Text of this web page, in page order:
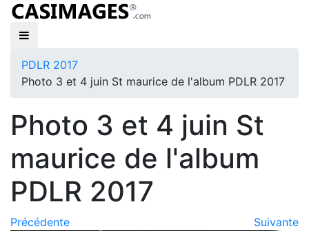
PDLR 2017
Photo 3 et 4 juin St maurice de l'album PDLR 2017
Photo 3 et 4 juin St
maurice de l'album
PDLR 2017
Précédente Suivante